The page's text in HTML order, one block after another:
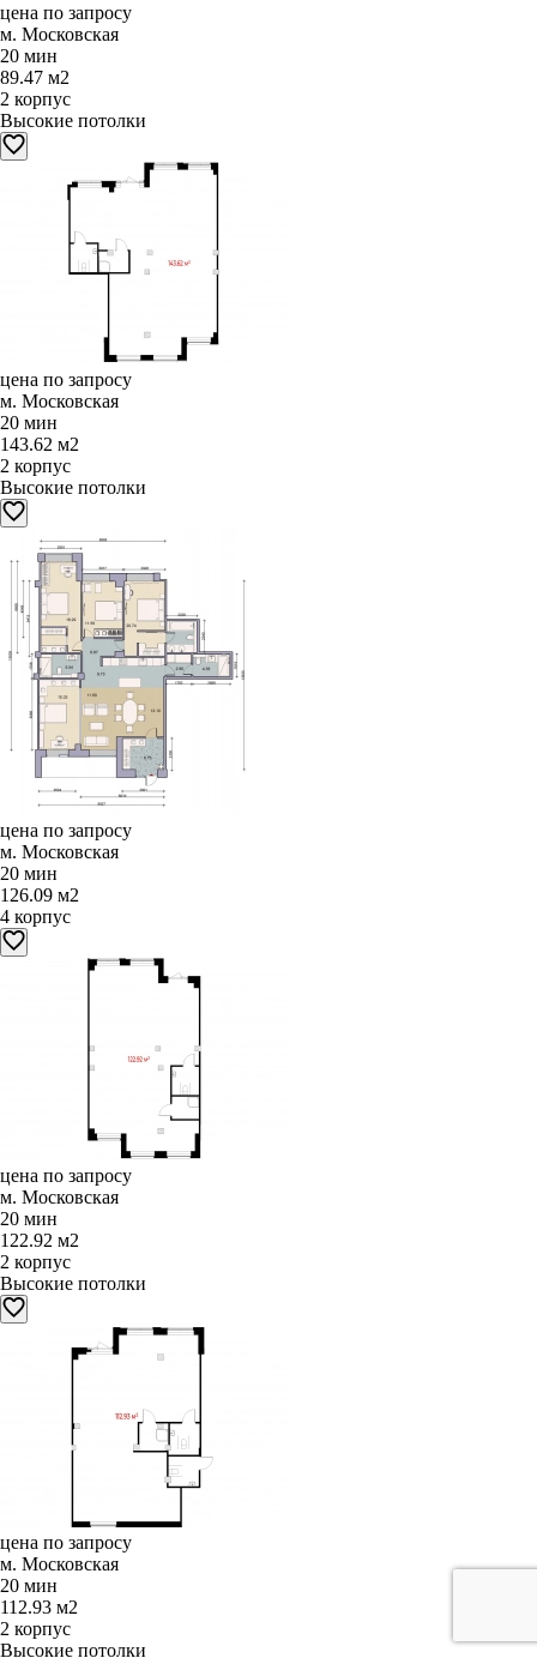
цена по запросу
м. Московская
20 мин
89.47 м2
2 корпус
Высокие потолки
цена по запросу
м. Московская
20 мин
143.62 м2
2 корпус
Высокие потолки
цена по запросу
м. Московская
20 мин
126.09 м2
4 корпус
цена по запросу
м. Московская
20 мин
122.92 м2
2 корпус
Высокие потолки
цена по запросу
м. Московская
20 мин
112.93 м2
2 корпус
Высокие потолки